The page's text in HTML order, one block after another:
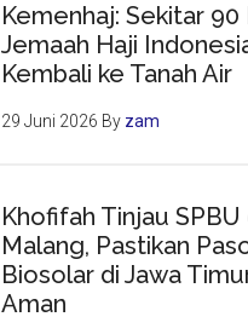
Kemenhaj: Sekitar 90
Jemaah Haji
Kembali ke Tanah Air
29 Juni 2026 By zam
Khofifah Tinjau SPBU
Malang, Pastikan
Biosolar di Jawa
Aman